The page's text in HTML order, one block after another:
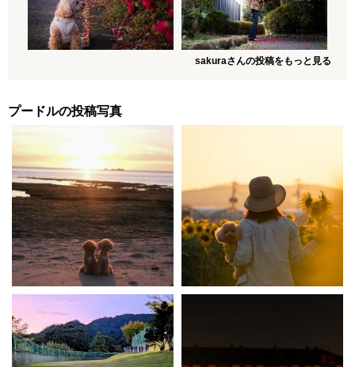
sakuraさんの投稿をもっと見る
プードルの投稿写真